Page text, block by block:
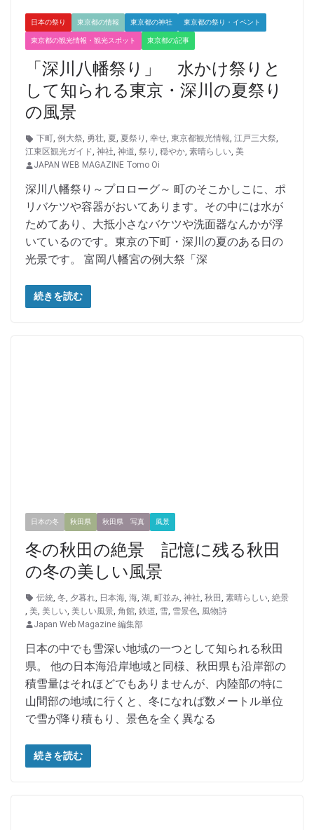
日本の祭り 東京都の情報 東京都の神社 東京都の祭り・イベント
東京都の観光情報・観光スポット 東京都の記事
「深川八幡祭り」 水かけ祭りと
して知られる東京・深川の夏祭り
の風景
下町, 例大祭, 勇壮, 夏, 夏祭り , 幸せ, 東京都観光情報, 江戸三大祭,
江東区観光ガイド, 神社, 神道, 祭り , 穏やか, 素晴らしい, 美
JAPAN WEB MAGAZINE Tomo Oi
深川八幡祭り～プロローグ～ 町のそこかしこに、ポ
リバケツや容器がおいてあります。その中には水が
ためてあり、大抵小さなバケツや洗面器なんかが浮
いているのです。東京の下町・深川の夏のある日の
光景です。 富岡八幡宮の例大祭「深
続きを読む
日本の冬 秋田県 秋田県 写真 風景
冬の秋田の絶景 記憶に残る秋田
の冬の美しい風景
伝統 冬 夕暮れ 日本海 海 湖 町並み 神社 秋田 素晴らしい 絶景
美 美しい 美しい風景 角館 鉄道 雪 雪景色 風物詩
Japan Web Magazine 編集部
日本の中でも雪深い地域の一つとして知られる秋田
県。 他の日本海沿岸地域と同様、秋田県も沿岸部の
積雪量はそれほどでもありませんが、内陸部の特に
山間部の地域に行くと、冬になれば数メートル単位
で雪が降り積もり、景色を全く異なる
続きを読む